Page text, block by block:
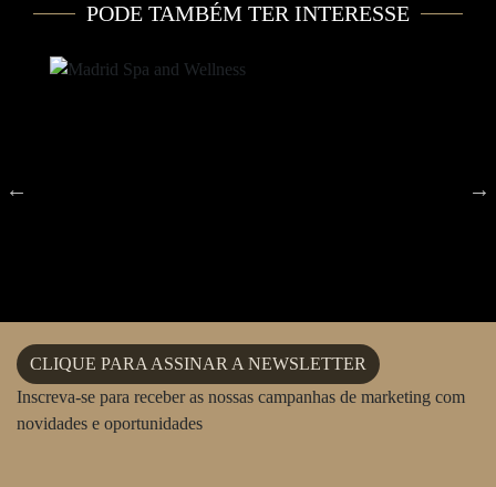
PODE TAMBÉM TER INTERESSE
CLIQUE PARA ASSINAR A NEWSLETTER
Inscreva-se para receber as nossas campanhas de marketing com
novidades e oportunidades